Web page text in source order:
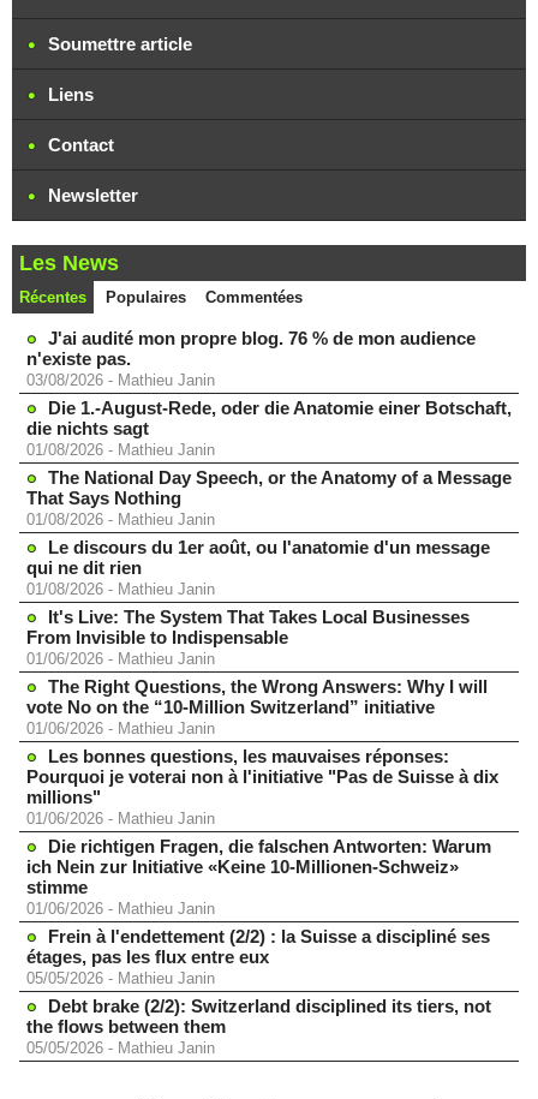
Soumettre article
Liens
Contact
Newsletter
Les News
Récentes Populaires Commentées
J'ai audité mon propre blog. 76 % de mon audience
n'existe pas.
03/08/2026 - Mathieu Janin
Die 1.-August-Rede, oder die Anatomie einer Botschaft,
die nichts sagt
01/08/2026 - Mathieu Janin
The National Day Speech, or the Anatomy of a Message
That Says Nothing
01/08/2026 - Mathieu Janin
Le discours du 1er août, ou l'anatomie d'un message
qui ne dit rien
01/08/2026 - Mathieu Janin
It's Live: The System That Takes Local Businesses
From Invisible to Indispensable
01/06/2026 - Mathieu Janin
The Right Questions, the Wrong Answers: Why I will
vote No on the “10-Million Switzerland” initiative
01/06/2026 - Mathieu Janin
Les bonnes questions, les mauvaises réponses:
Pourquoi je voterai non à l'initiative "Pas de Suisse à dix
millions"
01/06/2026 - Mathieu Janin
Die richtigen Fragen, die falschen Antworten: Warum
ich Nein zur Initiative «Keine 10-Millionen-Schweiz»
stimme
01/06/2026 - Mathieu Janin
Frein à l'endettement (2/2) : la Suisse a discipliné ses
étages, pas les flux entre eux
05/05/2026 - Mathieu Janin
Debt brake (2/2): Switzerland disciplined its tiers, not
the flows between them
05/05/2026 - Mathieu Janin